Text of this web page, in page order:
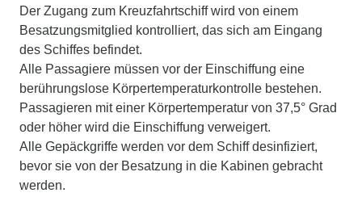
Der Zugang zum Kreuzfahrtschiff wird von einem
Besatzungsmitglied kontrolliert, das sich am Eingang
des Schiffes befindet.
Alle Passagiere müssen vor der Einschiffung eine
berührungslose Körpertemperaturkontrolle bestehen.
Passagieren mit einer Körpertemperatur von 37,5° Grad
oder höher wird die Einschiffung verweigert.
Alle Gepäckgriffe werden vor dem Schiff desinfiziert,
bevor sie von der Besatzung in die Kabinen gebracht
werden.